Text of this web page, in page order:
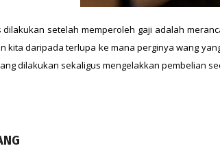
setelah memperoleh gaji adalah
kita daripada terlupa ke mana perginya wang
dilakukan sekaligus mengelakkan pembelian